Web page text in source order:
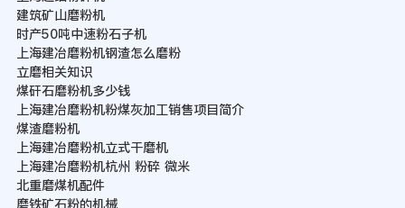
建筑矿山磨粉机
时产50吨中速粉石子机
上海建冶磨粉机钢渣怎么磨粉
立磨相关知识
煤矸石磨粉机多少钱
上海建冶磨粉机粉煤灰加工销售项目简介
煤渣磨粉机
上海建冶磨粉机立式干磨机
上海建冶磨粉机杭州 粉碎 微米
北重磨煤机配件